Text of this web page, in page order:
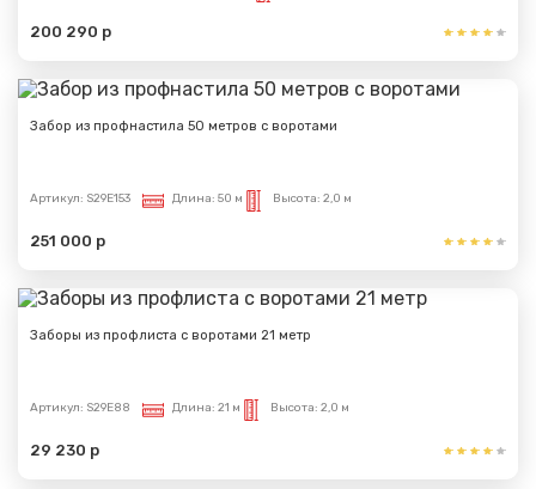
200 290 р
Забор из профнастила 50 метров с воротами
Артикул: S29E153 Длина: 50 м Высота: 2,0 м
251 000 р
Заборы из профлиста с воротами 21 метр
Артикул: S29E88 Длина: 21 м Высота: 2,0 м
29 230 р